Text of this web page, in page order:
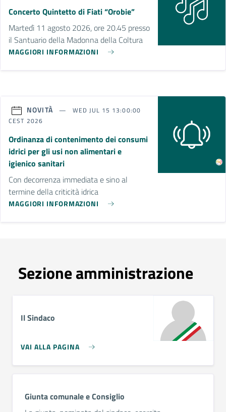
Concerto Quintetto di Fiati “Orobie”
Martedì 11 agosto 2026, ore 20.45 presso
il Santuario della Madonna della Coltura
MAGGIORI INFORMAZIONI
NOVITÀ
WED JUL 15 13:00:00
CEST 2026
Ordinanza di contenimento dei consumi
idrici per gli usi non alimentari e
igienico sanitari
Con decorrenza immediata e sino al
termine della criticità idrica
MAGGIORI INFORMAZIONI
Sezione amministrazione
Il Sindaco
VAI ALLA PAGINA
Giunta comunale e Consiglio